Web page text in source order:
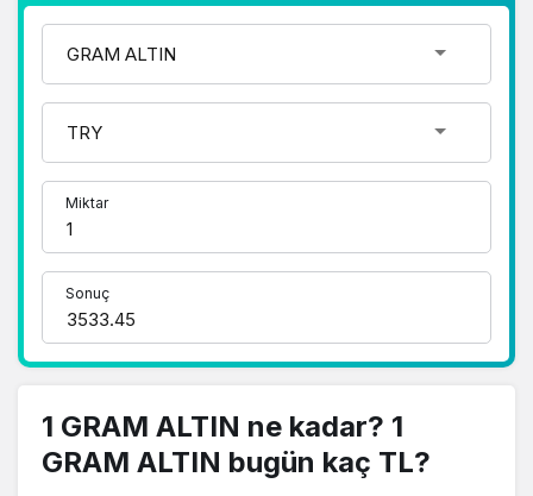
Miktar
Sonuç
1 GRAM ALTIN ne kadar? 1
GRAM ALTIN bugün kaç TL?